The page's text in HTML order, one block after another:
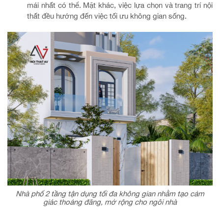
mái nhất có thể. Mặt khác, việc lựa chọn và trang trí nội
thất đều hướng đến việc tối ưu không gian sống.
Nhà phố 2 tầng tận dụng tối đa không gian nhằm tạo cảm
giác thoảng đãng, mở rộng cho ngôi nhà